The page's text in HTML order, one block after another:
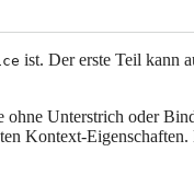
ist. Der erste Teil kann
Unterstrich oder
Kontext-Eigenschaften.